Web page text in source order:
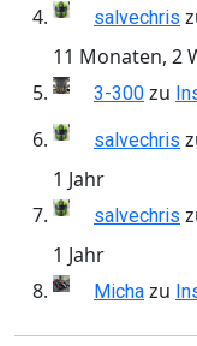
salvechris
11 Monaten, 2
3-300 zu
salvechris
1 Jahr
salvechris
1 Jahr
Micha zu